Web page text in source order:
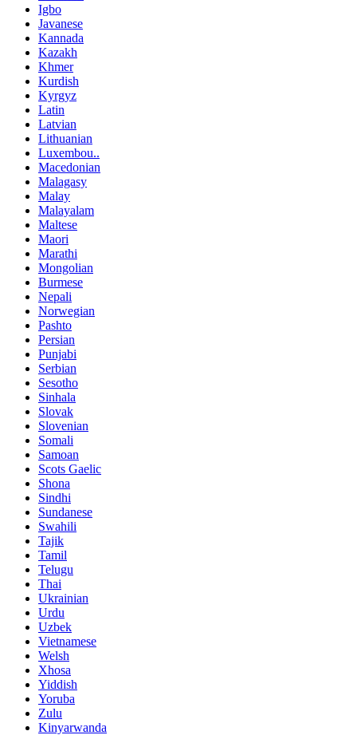
Igbo
Javanese
Kannada
Kazakh
Khmer
Kurdish
Kyrgyz
Latin
Latvian
Lithuanian
Luxembou..
Macedonian
Malagasy
Malay
Malayalam
Maltese
Maori
Marathi
Mongolian
Burmese
Nepali
Norwegian
Pashto
Persian
Punjabi
Serbian
Sesotho
Sinhala
Slovak
Slovenian
Somali
Samoan
Scots Gaelic
Shona
Sindhi
Sundanese
Swahili
Tajik
Tamil
Telugu
Thai
Ukrainian
Urdu
Uzbek
Vietnamese
Welsh
Xhosa
Yiddish
Yoruba
Zulu
Kinyarwanda